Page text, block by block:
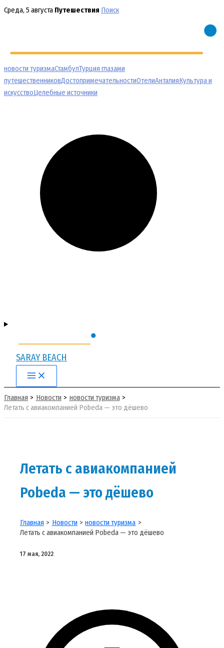
Перейти
Среда, 5 августа Путешествия Поиск
новости туризмаСтамбулТурция глазами
путешественниковДостопримечательностиОтелиАнталияКультура и
искусствоЦелебные источники
SARAY BEACH
Main
Menu
Главная Новости
новости туризма
Летать с авиакомпанией Pobeda — это дёшево
Летать с авиакомпанией
Pobeda — это дёшево
Главная Новости
новости туризма
Летать с авиакомпанией Pobeda — это дёшево
17 мая, 2022